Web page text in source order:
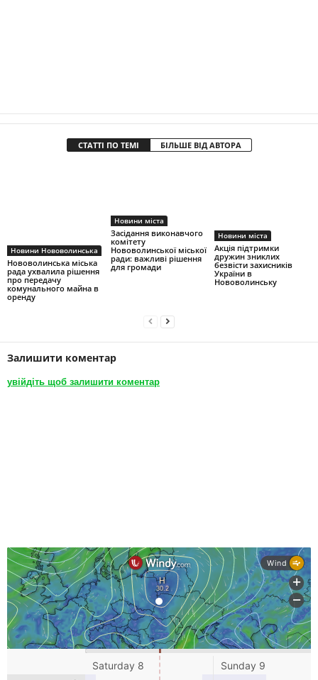
СТАТТІ ПО ТЕМІ БІЛЬШЕ ВІД АВТОРА
Новини Нововолинська
Нововолинська міська
рада ухвалила рішення
про передачу
комунального майна в
оренду
Новини міста
Засідання виконавчого
комітету
Нововолинської міської
ради: важливі рішення
для громади
Новини міста
Акція підтримки
дружин зниклих
безвісти захисників
України в
Нововолинську
Залишити коментар
увійдіть щоб залишити коментар